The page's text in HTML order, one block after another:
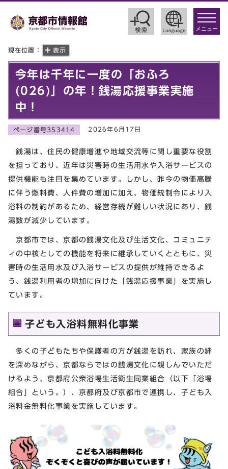
toggle
メニュー
現在位置： 表示
今年は千年に一度の「おふろ
(026)」の年！銭湯応援事業実施
中！
ページ番号353414 2026年6月17日
銭湯は、住民の健康増進や地域交流等に関し重要な役割
を担っており、近年は災害時の生活用水や入浴サービスの
提供機能も注目を集めています。しかし、昨今の物価高騰
に伴う燃料費、人件費の増加に加え、物価統制令により入
浴料の制約があるため、経営存続が難しい状況にあり、銭
湯数が減少しています。
京都市では、京都の銭湯文化及び生活文化、コミュニテ
ィの中核としての機能を将来に継承していくとともに、災
害時の生活用水及び入浴サービスの提供が維持できるよ
う、銭湯利用者の増加に向けた「銭湯応援事業」を実施し
ています。
子ども入浴料無料化事業
多くの子どもたちや保護者の方が銭湯を訪れ、家族の絆
を深めながら、京都ならではの銭湯文化に親しんでいただ
けるよう、京都府公衆浴場生活衛生同業組合（以下「浴場
組合」という。）、京都府及び京都市で連携し、子ども入
浴料金無料化事業を実施しています。